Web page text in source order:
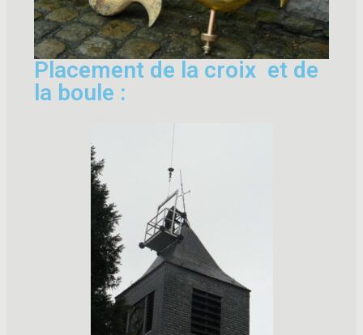
Placement de la croix et de
la boule :